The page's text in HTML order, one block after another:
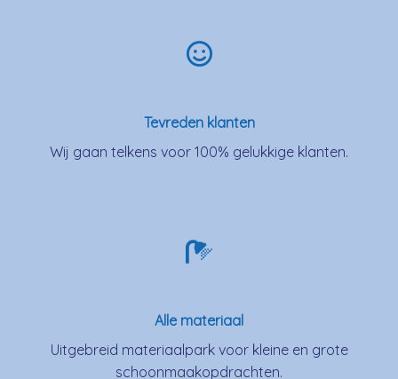
Tevreden klanten
Wij gaan telkens voor 100% gelukkige klanten.
Alle materiaal
Uitgebreid materiaalpark voor kleine en grote
schoonmaakopdrachten.